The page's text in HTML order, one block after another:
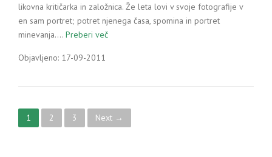
likovna kritičarka in založnica. Že leta lovi v svoje fotografije v
en sam portret; potret njenega časa, spomina in portret
minevanja.… Preberi več
Objavljeno: 17-09-2011
P
1 2 3 Next →